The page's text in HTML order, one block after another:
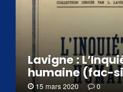
Lavigne :
humaine (fac-
15 mars 2020 0